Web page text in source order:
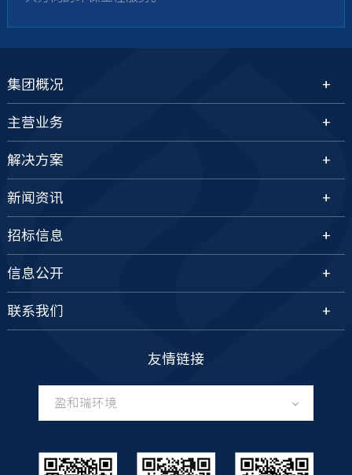
干化设备、固废处理一体化设备、新风净化设备、
村镇生活废弃物处理设备包括餐厨垃圾处理设备、
村镇生活污水处理设备；
辅助设备包括应用于沼气开发与利用项目的沼气储
气柜等。
集团概况
主营业务
解决方案
新闻资讯
招标信息
信息公开
联系我们
友情链接
盈和瑞环境